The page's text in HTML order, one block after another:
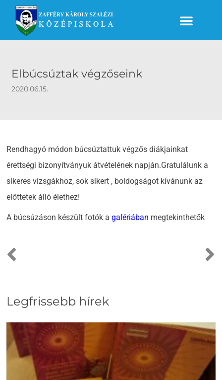
Elbúcsúztak végzőseink
2020.06.15.
Rendhagyó módon búcsúztattuk végzős diákjainkat
érettségi bizonyítványuk átvételének napján.Gratulálunk a
sikeres vizsgákhoz, sok sikert , boldogságot kívánunk az
előttetek álló élethez!
A búcsúzáson készült fotók agalériában megtekinthetők
Legfrissebb hírek